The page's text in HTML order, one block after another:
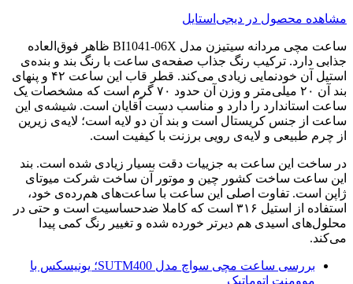
مشاهده محصول در دیجی‌استایل
ساعت مچی مردانه سیتیزن مدل BI1041-06X ظاهر فوق‌العاده
جذابی دارد. ترکیب رنگ جذاب صفحه‌ی ساعت با رنگ بند و بنده‌ی
استیل آن خودنمایی زیادی می‌کند. قطر قاب این ساعت ۴۲ و پنهای
بند آن ۲۰ میلی‌متر و وزن آن حدود ۷۰ گرم است که مشخصات یک
ساعت استاندارد را دارد و مناسب دست آقایان است. شیشه‌ی این
ساعت از جنس کریستال است و بند آن دو لایه است؛ لایه‌ی زیرین
از چرم طبیعی و لایه‌ی رویی برزنت با کیفیت است.
در ساخت این ساعت به جزییات دقت بسیار زیادی شده است. بند
این ساعت ساخت کشور چین و موتور آن ساخت شرکت میوتای
ژاپن است. تفاوت اصلی این ساعت با ساعت‌های هم‌رده‌ی خود،
استفاده از استیل ۳۱۶ است که کاملا ضدحساسیت است و حتی در
محلول‌های اسیدی هم دیرتر خورده شده و تغییر رنگ کمی پیدا
می‌کند.
بررسی ساعت مچی سواچ مدل SUTM400؛ یونیسکس با
موومنت اتوماتیک